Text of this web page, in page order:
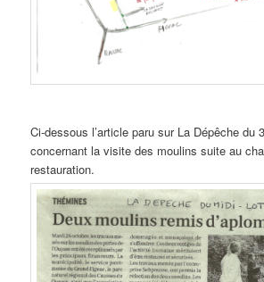
Ci-dessous l’article paru sur La Dépêche du
concernant la visite des moulins suite au
restauration.